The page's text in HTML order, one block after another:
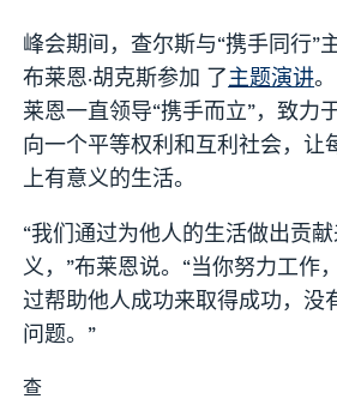
峰会期间，查尔斯与“携手同行”
布莱恩·胡克斯参加 了主题演讲
莱恩一直领导“携手而立”，致力
向一个平等权利和互利社会，让
上有意义的生活。
“我们通过为他人的生活做出贡
义，”布莱恩说。“当你努力工作
过帮助他人成功来取得成功，没
问题。”
查